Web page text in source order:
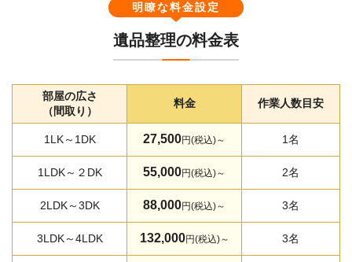
明瞭な料金設定
遺品整理の料金表
部屋の広さ
（間取り）
料金 作業人数目安
1LK～1DK 27,500円(税込)～ 1名
1LDK～２DK 55,000円(税込)～ 2名
2LDK～3DK 88,000円(税込)～ 3名
3LDK～4LDK 132,000円(税込)～ 3名